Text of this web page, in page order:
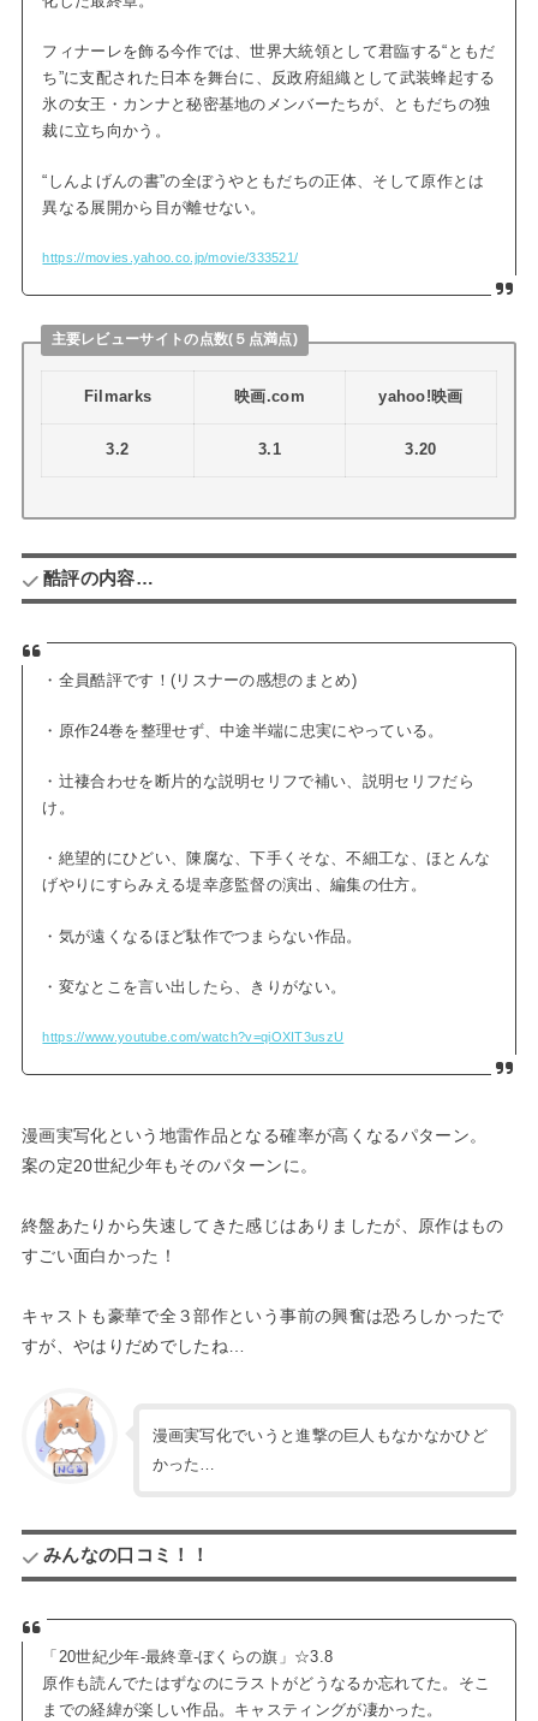
フィナーレを飾る今作では、世界大統領として君臨する“ともだ
ち”に支配された日本を舞台に、反政府組織として武装蜂起する
氷の女王・カンナと秘密基地のメンバーたちが、ともだちの独
裁に立ち向かう。
“しんよげんの書”の全ぼうやともだちの正体、そして原作とは
異なる展開から目が離せない。
https://movies.yahoo.co.jp/movie/333521/
主要レビューサイトの点数(５点満点)
Filmarks 映画.com yahoo!映画
3.2 3.1 3.20
酷評の内容…
・全員酷評です！(リスナーの感想のまとめ)
・原作24巻を整理せず、中途半端に忠実にやっている。
・辻褄合わせを断片的な説明セリフで補い、説明セリフだら
け。
・絶望的にひどい、陳腐な、下手くそな、不細工な、ほとんな
げやりにすらみえる堤幸彦監督の演出、編集の仕方。
・気が遠くなるほど駄作でつまらない作品。
・変なとこを言い出したら、きりがない。
https://www.youtube.com/watch?v=qiOXIT3uszU
漫画実写化という地雷作品となる確率が高くなるパターン。
案の定20世紀少年もそのパターンに。
終盤あたりから失速してきた感じはありましたが、原作はもの
すごい面白かった！
キャストも豪華で全３部作という事前の興奮は恐ろしかったで
すが、やはりだめでしたね…
漫画実写化でいうと進撃の巨人もなかなかひど
かった…
みんなの口コミ！！
「20世紀少年-最終章-ぼくらの旗」☆3.8
原作も読んでたはずなのにラストがどうなるか忘れてた。そこ
までの経緯が楽しい作品。キャスティングが凄かった。